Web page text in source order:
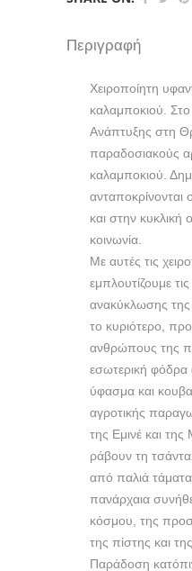
Περιγραφή
Χειροποίητη
καλαμποκιού.
Ανάπτυξης στη
παραδοσιακούς
καλαμποκιού.
ανταποκρίνονται
και στην κυκλική
κοινωνία.
Με αυτές τις
εμπλουτίζουμε
ανακύκλωσης της
το κυριότερο,
ανθρώπους της
εσωτερική φόδρα
ύφασμα και
αγροτικής
της Εμινέ και
ράβουν τη
από παλιά
πανάρχαια
κόσμου, της
της πίστης και
Παράδοση